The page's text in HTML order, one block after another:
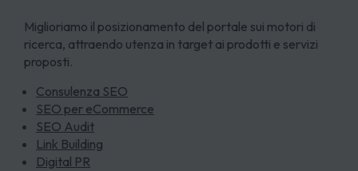
Miglioriamo il posizionamento del portale sui motori di
ricerca, attraendo utenza in target ai prodotti e servizi
proposti.
Consulenza SEO
SEO per eCommerce
SEO Audit
Link Building
Digital PR